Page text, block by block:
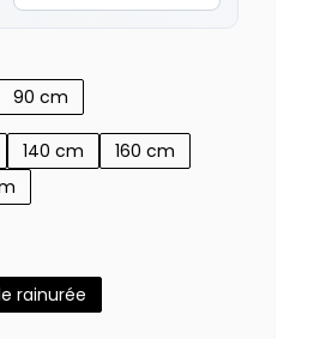
90 cm
140 cm
160 cm
rainurée